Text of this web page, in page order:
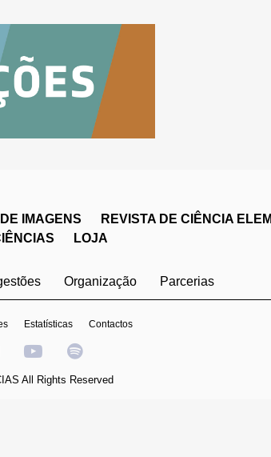
IMAGENS
REVISTA DE CIÊNCIA
LOJA
Organização Parcerias
Estatísticas Contactos
All Rights Reserved